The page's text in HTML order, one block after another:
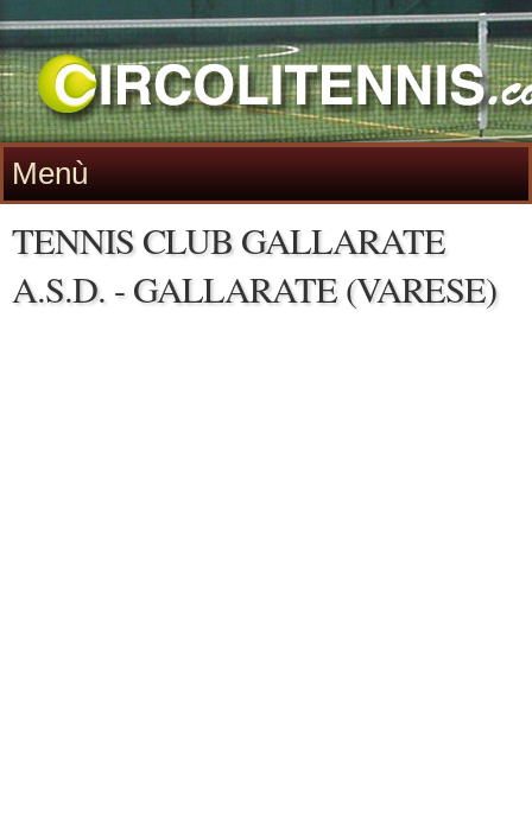
Menù
TENNIS CLUB GALLARATE
A.S.D. - GALLARATE (VARESE)